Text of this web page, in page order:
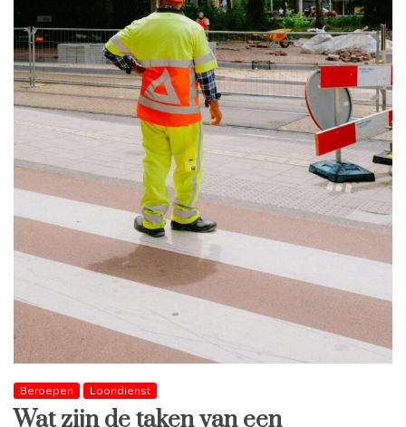
Beroepen Loondienst
Wat zijn de taken van een